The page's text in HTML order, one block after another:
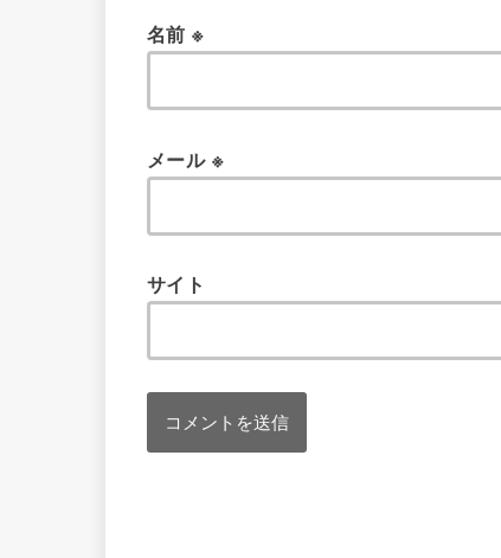
名前※
メール ※
サイト